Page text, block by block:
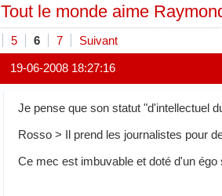
Tout le monde aime
5 6 7 Suivant
19-06-2008 18:27:16
Je pense que son statut "d'intellectuel
Rosso > Il prend les journalistes pour
Ce mec est imbuvable et doté d'un